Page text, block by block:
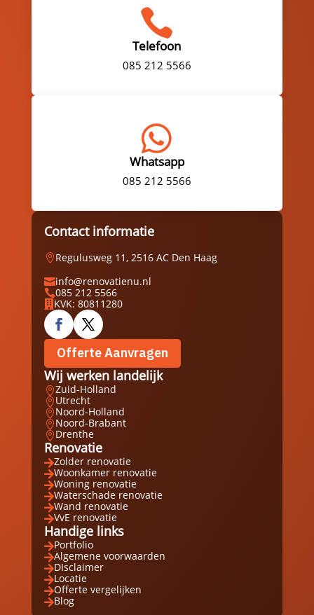

Telefoon
085 212 5566

Whatsapp
085 212 5566
Contact informatie
Regulusweg 11, 2516 AC Den Haag
info@renovatienu.nl
085 212 5566
 KVK: 80811280
Offerte Aanvragen
Wij werken landelijk
Zuid-Holland
Utrecht
Noord-Holland
Noord-Brabant
Drenthe
Renovatie
Zolder renovatie
Woonkamer renovatie
Woning renovatie
Waterschade renovatie
Wand renovatie
VvE renovatie
Handige links
Portfolio
Algemene voorwaarden
DIsclaimer
Locatie
Offerte vergelijken
Blog